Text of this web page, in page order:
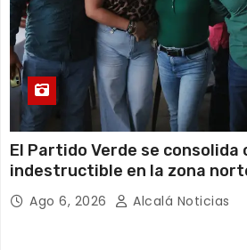
​El Partido Verde se consolida
indestructible en la zona
Ago 6, 2026 Alcalá Noticias